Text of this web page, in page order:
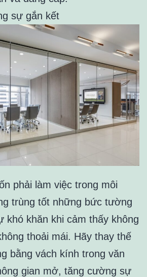
sự gắn kết
phải làm việc trong môi
trùng tốt những bức tường
khó khăn khi cảm thấy không
thoải mái. Hãy thay thế
bằng vách kính trong văn
gian mở, tăng cường sự